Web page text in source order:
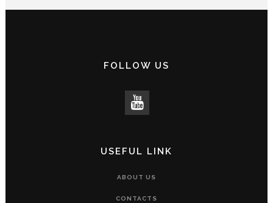
FOLLOW US
USEFUL LINK
ABOUT US
CONTACTS